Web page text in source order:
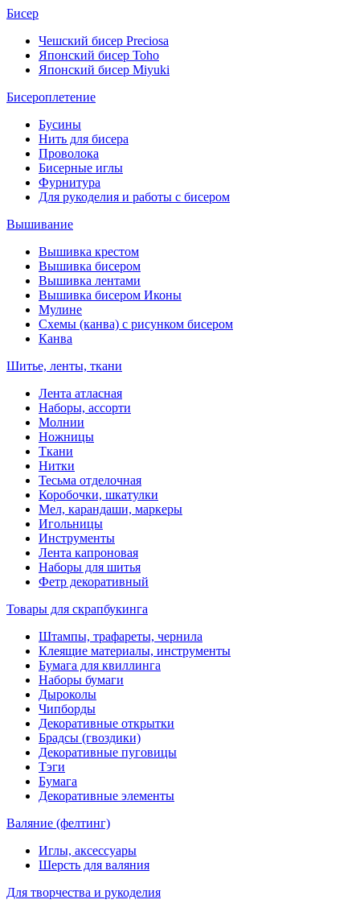
Бисер
Чешский бисер Preciosa
Японский бисер Toho
Японский бисер Miyuki
Бисероплетение
Бусины
Нить для бисера
Проволока
Бисерные иглы
Фурнитура
Для рукоделия и работы с бисером
Вышивание
Вышивка крестом
Вышивка бисером
Вышивка лентами
Вышивка бисером Иконы
Мулине
Схемы (канва) с рисунком бисером
Канва
Шитье, ленты, ткани
Лента атласная
Наборы, ассорти
Молнии
Ножницы
Ткани
Нитки
Тесьма отделочная
Коробочки, шкатулки
Мел, карандаши, маркеры
Игольницы
Инструменты
Лента капроновая
Наборы для шитья
Фетр декоративный
Товары для скрапбукинга
Штампы, трафареты, чернила
Клеящие материалы, инструменты
Бумага для квиллинга
Наборы бумаги
Дыроколы
Чипборды
Декоративные открытки
Брадсы (гвоздики)
Декоративные пуговицы
Тэги
Бумага
Декоративные элементы
Валяние (фелтинг)
Иглы, аксессуары
Шерсть для валяния
Для творчества и рукоделия